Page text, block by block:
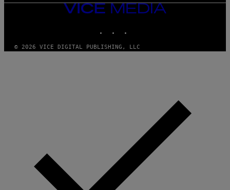
VICE
MEDIA
© 2026 VICE DIGITAL PUBLISHING, LLC